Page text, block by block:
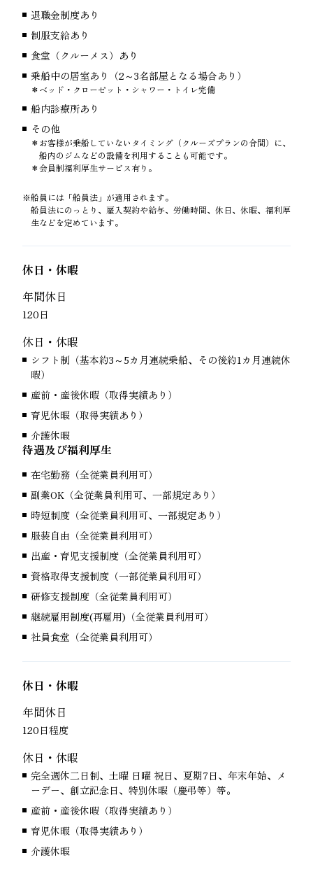
退職金制度あり
制服支給あり
食堂（クルーメス）あり
乗船中の居室あり（2～3名部屋となる場合あり）
ベッド・クローゼット・シャワー・トイレ完備
船内診療所あり
その他
お客様が乗船していないタイミング（クルーズプランの合間）に、
船内のジムなどの設備を利用することも可能です。
会員制福利厚生サービス有り。
船員には「船員法」が適用されます。
船員法にのっとり、雇入契約や給与、労働時間、休日、休暇、福利厚
生などを定めています。
休日・休暇
年間休日
120日
休日・休暇
シフト制（基本約3～5カ月連続乗船、その後約1カ月連続休
暇）
産前・産後休暇（取得実績あり）
育児休暇（取得実績あり）
介護休暇
待遇及び福利厚生
在宅勤務（全従業員利用可）
副業OK（全従業員利用可、一部規定あり）
時短制度（全従業員利用可、一部規定あり）
服装自由（全従業員利用可）
出産・育児支援制度（全従業員利用可）
資格取得支援制度（一部従業員利用可）
研修支援制度（全従業員利用可）
継続雇用制度(再雇用)（全従業員利用可）
社員食堂（全従業員利用可）
休日・休暇
年間休日
120日程度
休日・休暇
完全週休二日制、土曜 日曜 祝日、夏期7日、年末年始、メ
ーデー、創立記念日、特別休暇（慶弔等）等。
産前・産後休暇（取得実績あり）
育児休暇（取得実績あり）
介護休暇